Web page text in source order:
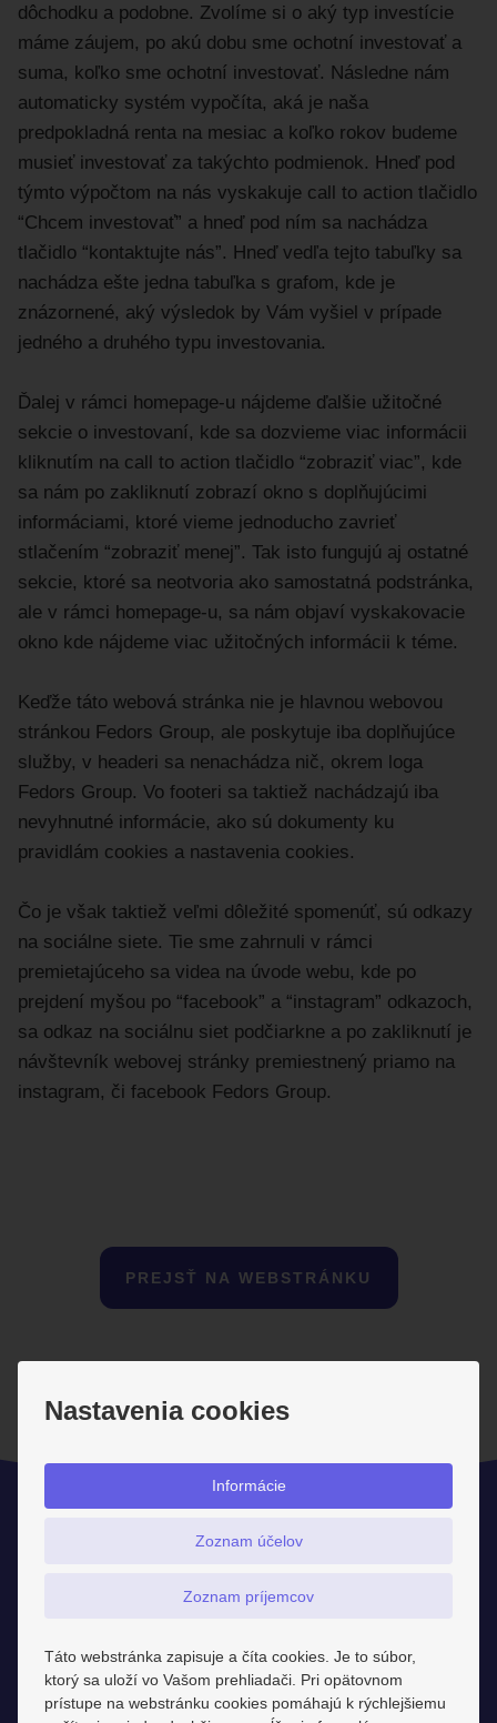
dôchodku a podobne. Zvolíme si o aký typ investície
máme záujem, po akú dobu sme ochotní investovať a
suma, koľko sme ochotní investovať. Následne nám
automaticky systém vypočíta, aká je naša
predpokladná renta na mesiac a koľko rokov budeme
musieť investovať za takýchto podmienok. Hneď pod
týmto výpočtom na nás vyskakuje call to action tlačidlo
“Chcem investovať” a hneď pod ním sa nachádza
tlačidlo “kontaktujte nás”. Hneď vedľa tejto tabuľky sa
nachádza ešte jedna tabuľka s grafom, kde je
znázornené, aký výsledok by Vám vyšiel v prípade
jedného a druhého typu investovania.
Ďalej v rámci homepage-u nájdeme ďalšie užitočné
sekcie o investovaní, kde sa dozvieme viac informácii
kliknutím na call to action tlačidlo “zobraziť viac”, kde
sa nám po zakliknutí zobrazí okno s doplňujúcimi
informáciami, ktoré vieme jednoducho zavrieť
stlačením “zobraziť menej”. Tak isto fungujú aj ostatné
sekcie, ktoré sa neotvoria ako samostatná podstránka,
ale v rámci homepage-u, sa nám objaví vyskakovacie
okno kde nájdeme viac užitočných informácii k téme.
Keďže táto webová stránka nie je hlavnou webovou
stránkou Fedors Group, ale poskytuje iba doplňujúce
služby, v headeri sa nenachádza nič, okrem loga
Fedors Group. Vo footeri sa taktiež nachádzajú iba
nevyhnutné informácie, ako sú dokumenty ku
pravidlám cookies a nastavenia cookies.
Čo je však taktiež veľmi dôležité spomenúť, sú odkazy
na sociálne siete. Tie sme zahrnuli v rámci
premietajúceho sa videa na úvode webu, kde po
prejdení myšou po “facebook” a “instagram” odkazoch,
sa odkaz na sociálnu siet podčiarkne a po zakliknutí je
návštevník webovej stránky premiestnený priamo na
instagram, či facebook Fedors Group.
PREJSŤ NA WEBSTRÁNKU
Mohlo by Vás
zaujímať
Nastavenia cookies
Informácie
Zoznam účelov
Zoznam príjemcov
Táto webstránka zapisuje a číta cookies. Je to súbor,
ktorý sa uloží vo Vašom prehliadači. Pri opätovnom
prístupe na webstránku cookies pomáhajú k rýchlejšiemu